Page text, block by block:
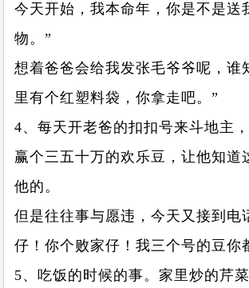
今天开始，我本命年，你是不是送
物。”
想着爸爸会给我发张毛爷爷呢，谁
里有个红塑料袋，你拿走吧。”
4、每天开老爸的扣扣号来斗地主
赢个三五十万的欢乐豆，让他知道
他的。
但是往往事与愿违，今天又接到电
仔！你个败家仔！我三个号的豆你
5、吃饭的时候的事。家里炒的芹